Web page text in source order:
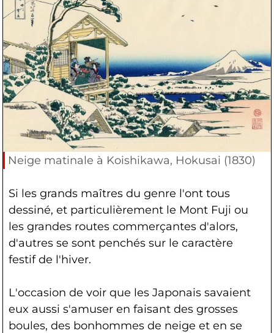
Neige matinale à Koishikawa, Hokusai (1830)
Si les grands maîtres du genre l'ont tous
dessiné, et particulièrement le Mont Fuji ou
les grandes routes commerçantes d'alors,
d'autres se sont penchés sur le caractère
festif de l'hiver.
L'occasion de voir que les Japonais savaient
eux aussi s'amuser en faisant des grosses
boules, des bonhommes de neige et en se